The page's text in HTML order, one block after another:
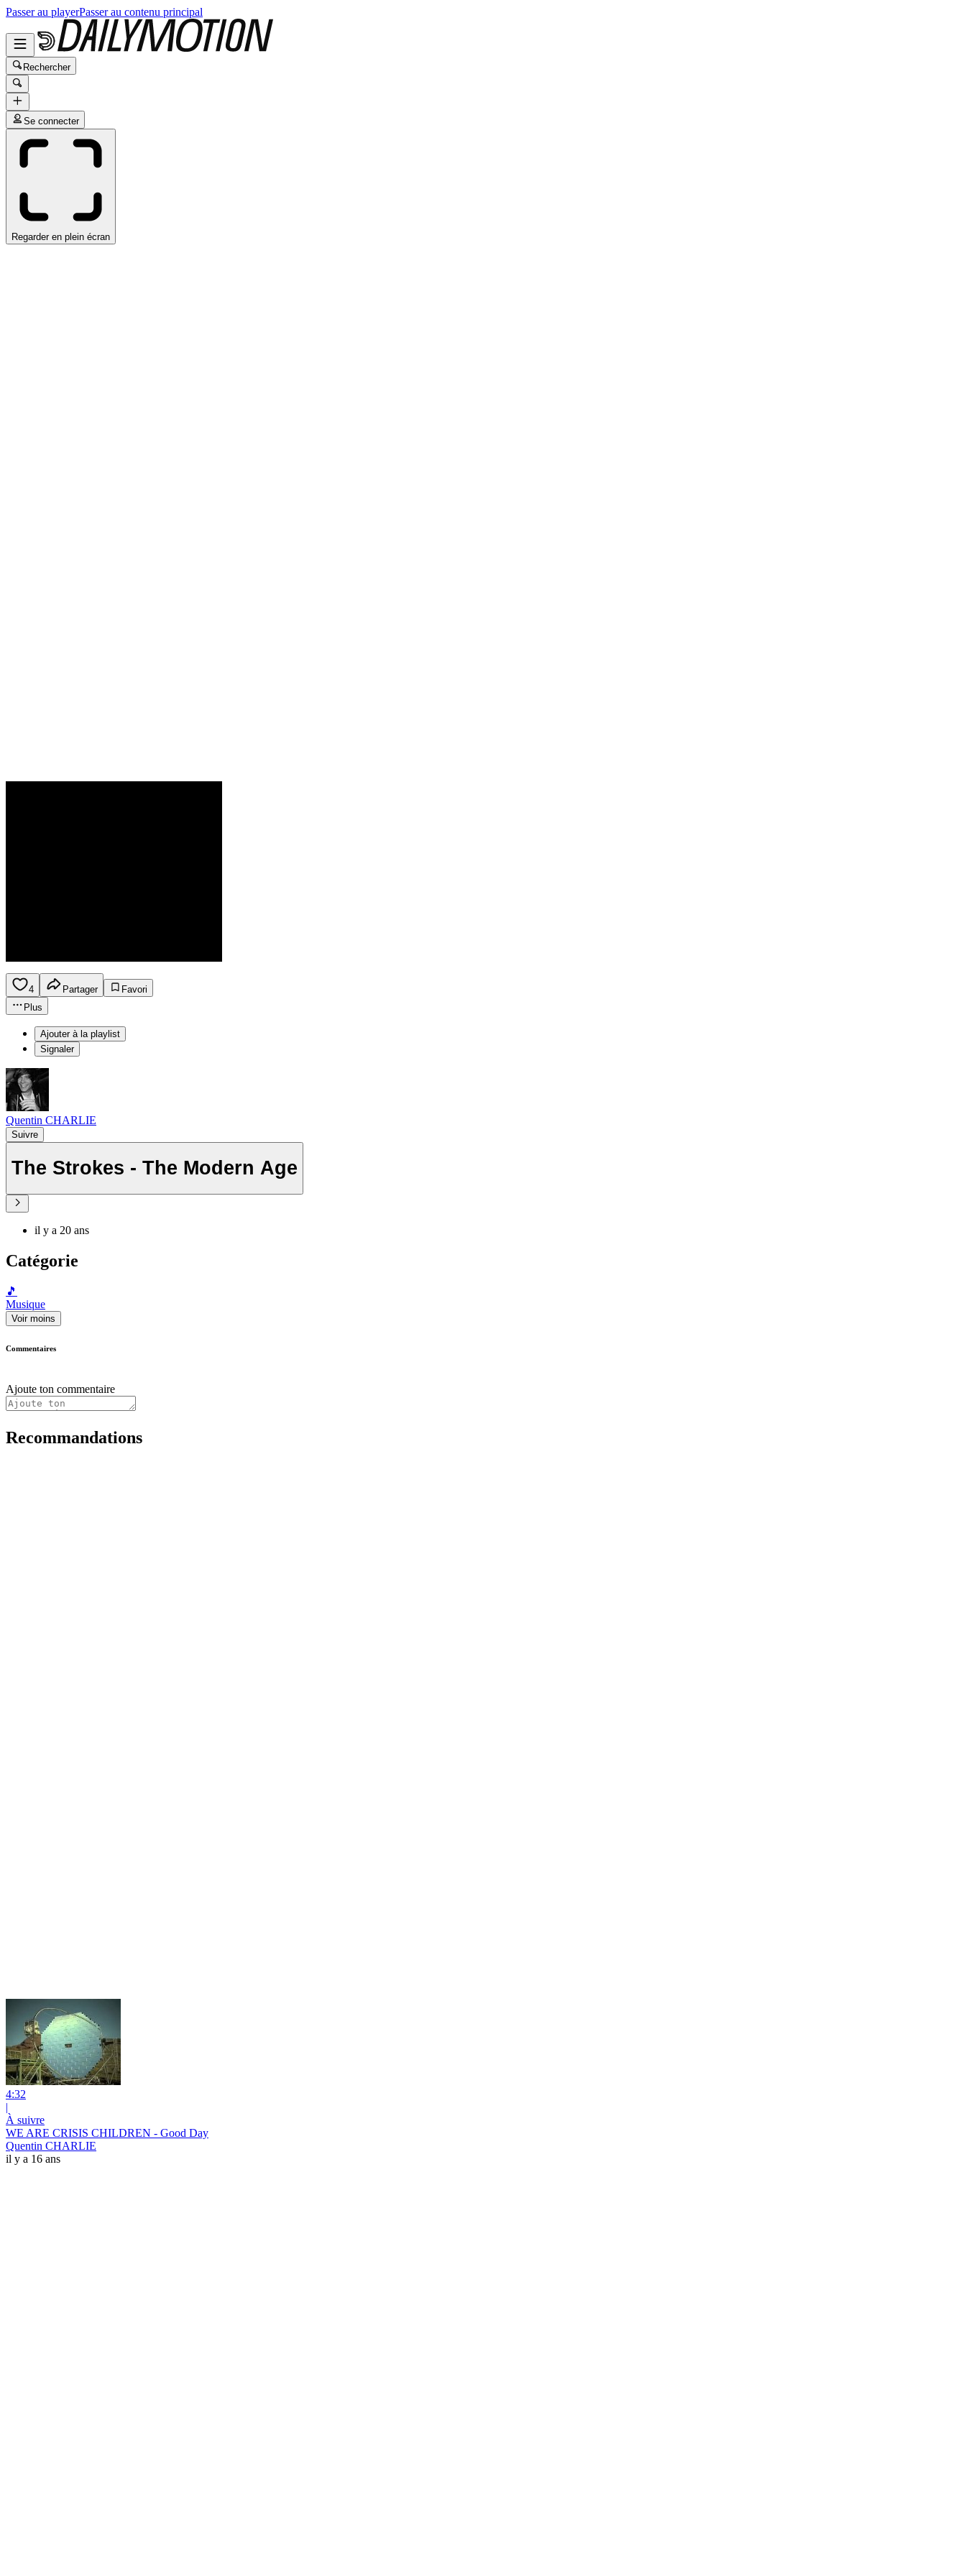
Passer au playerPasser au contenu principal
Rechercher
Se connecter
Regarder en plein écran
4 Partager
Favori
Plus
Ajouter à la playlist
Signaler
Quentin CHARLIE
Suivre
The Strokes - The Modern Age
il y a 20 ans
Catégorie
🎵
Musique
Voir moins
Commentaires
Ajoute ton commentaire
Recommandations
4:32
|
À suivre
WE ARE CRISIS CHILDREN - Good Day
Quentin CHARLIE
il y a 16 ans